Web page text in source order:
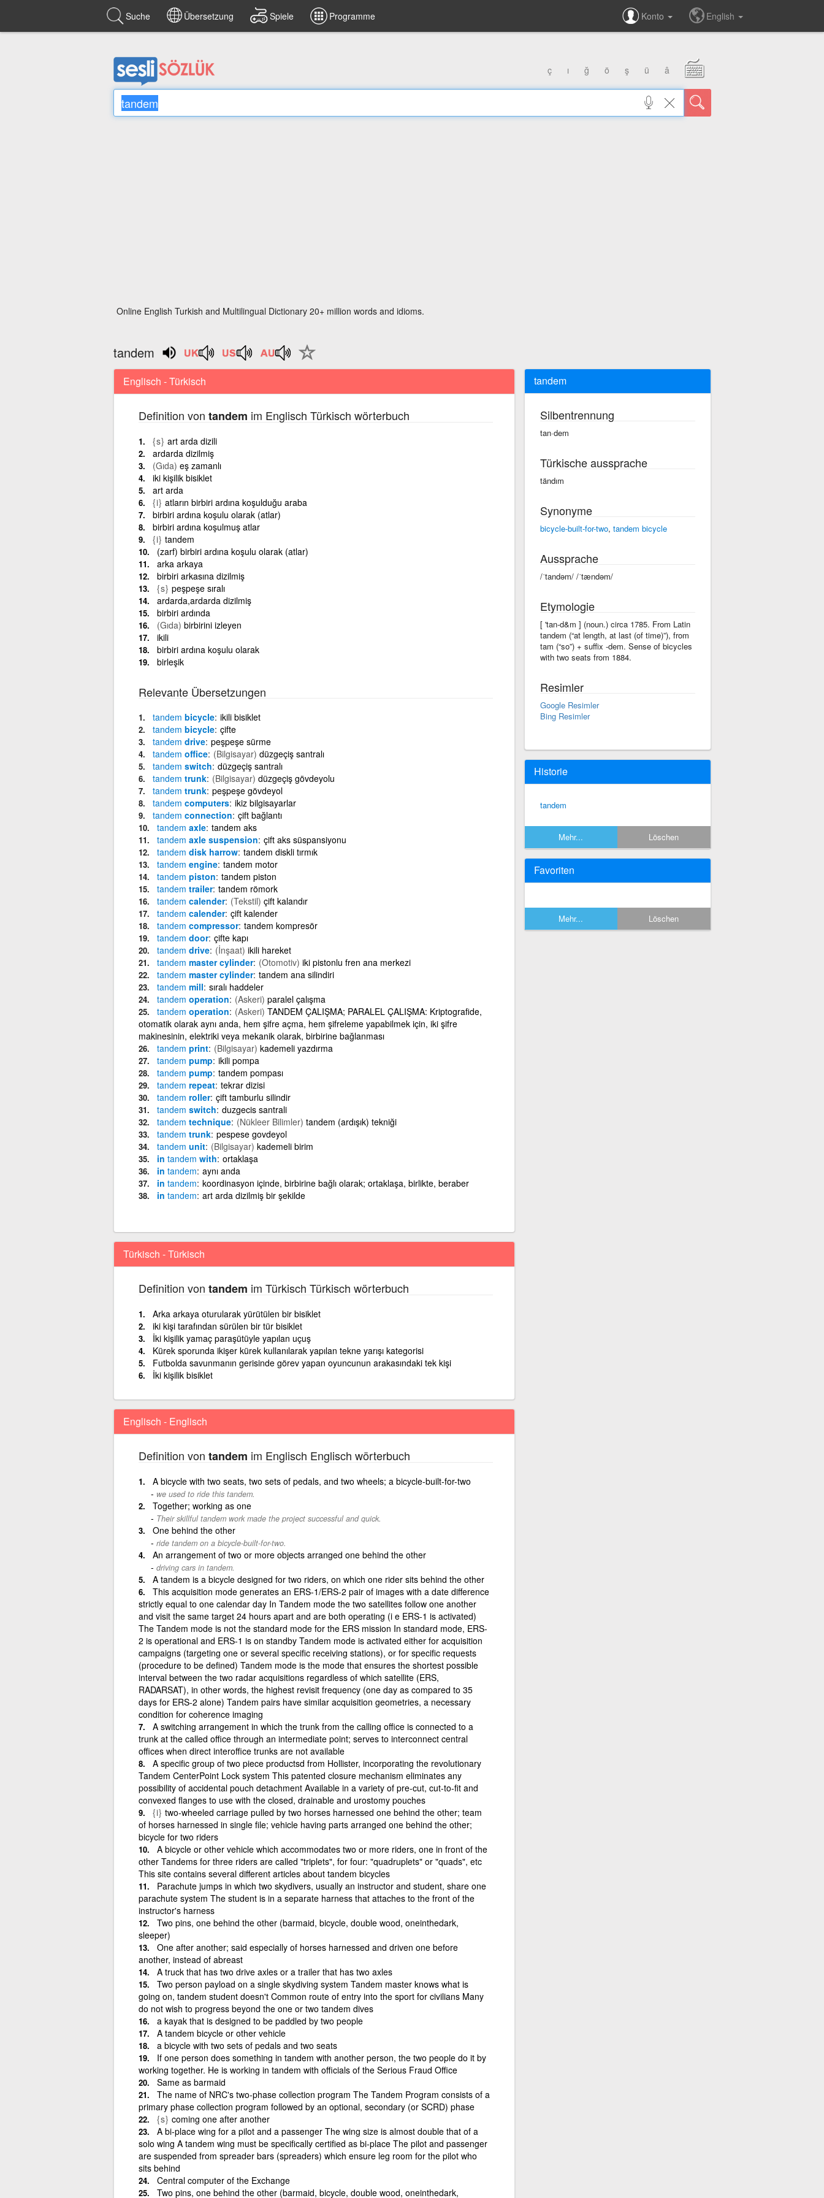
Suche Übersetzung Spiele Programme Konto English
ç ı ğ ö ş ü â
Online English Turkish and Multilingual Dictionary 20+ million words and idioms.
tandem
Englisch - Türkisch
Definition von tandem im Englisch Türkisch wörterbuch
{s} art arda dizili
ardarda dizilmiş
(Gıda) eş zamanlı
iki kişilik bisiklet
art arda
{i} atların birbiri ardına koşulduğu araba
birbiri ardına koşulu olarak (atlar)
birbiri ardına koşulmuş atlar
{i} tandem
(zarf) birbiri ardına koşulu olarak (atlar)
arka arkaya
birbiri arkasına dizilmiş
{s} peşpeşe sıralı
ardarda,ardarda dizilmiş
birbiri ardında
(Gıda) birbirini izleyen
ikili
birbiri ardına koşulu olarak
birleşik
Relevante Übersetzungen
tandem bicycle ikili bisiklet
tandem bicycle çifte
tandem drive peşpeşe sürme
tandem office (Bilgisayar) düzgeçiş santralı
tandem switch düzgeçiş santralı
tandem trunk (Bilgisayar) düzgeçiş gövdeyolu
tandem trunk peşpeşe gövdeyol
tandem computers ikiz bilgisayarlar
tandem connection çift bağlantı
tandem axle tandem aks
tandem axle suspension çift aks süspansiyonu
tandem disk harrow tandem diskli tırmık
tandem engine tandem motor
tandem piston tandem piston
tandem trailer tandem römork
tandem calender (Tekstil) çift kalandır
tandem calender çift kalender
tandem compressor tandem kompresör
tandem door çifte kapı
tandem drive (İnşaat) ikili hareket
tandem master cylinder (Otomotiv) iki pistonlu fren ana merkezi
tandem master cylinder tandem ana silindiri
tandem mill sıralı haddeler
tandem operation (Askeri) paralel çalışma
tandem operation (Askeri) TANDEM ÇALIŞMA; PARALEL ÇALIŞMA: Kriptografide,
otomatik olarak aynı anda, hem şifre açma, hem şifreleme yapabilmek için, iki şifre
makinesinin, elektriki veya mekanik olarak, birbirine bağlanması
tandem print (Bilgisayar) kademeli yazdırma
tandem pump ikili pompa
tandem pump tandem pompası
tandem repeat tekrar dizisi
tandem roller çift tamburlu silindir
tandem switch duzgecis santrali
tandem technique (Nükleer Bilimler) tandem (ardışık) tekniği
tandem trunk pespese govdeyol
tandem unit (Bilgisayar) kademeli birim
in tandem with ortaklaşa
in tandem aynı anda
in tandem koordinasyon içinde, birbirine bağlı olarak; ortaklaşa, birlikte, beraber
in tandem art arda dizilmiş bir şekilde
Türkisch - Türkisch
Definition von tandem im Türkisch Türkisch wörterbuch
Arka arkaya oturularak yürütülen bir bisiklet
iki kişi tarafından sürülen bir tür bisiklet
İki kişilik yamaç paraşütüyle yapılan uçuş
Kürek sporunda ikişer kürek kullanılarak yapılan tekne yarışı kategorisi
Futbolda savunmanın gerisinde görev yapan oyuncunun arakasındaki tek kişi
İki kişilik bisiklet
Englisch - Englisch
Definition von tandem im Englisch Englisch wörterbuch
A bicycle with two seats, two sets of pedals, and two wheels; a bicycle-built-for-two
we used to ride this tandem.
Together; working as one
Their skillful tandem work made the project successful and quick.
One behind the other
ride tandem on a bicycle-built-for-two.
An arrangement of two or more objects arranged one behind the other
driving cars in tandem.
A tandem is a bicycle designed for two riders, on which one rider sits behind the other
This acquisition mode generates an ERS-1/ERS-2 pair of images with a date difference
strictly equal to one calendar day In Tandem mode the two satellites follow one another
and visit the same target 24 hours apart and are both operating (i e ERS-1 is activated)
The Tandem mode is not the standard mode for the ERS mission In standard mode, ERS-
2 is operational and ERS-1 is on standby Tandem mode is activated either for acquisition
campaigns (targeting one or several specific receiving stations), or for specific requests
(procedure to be defined) Tandem mode is the mode that ensures the shortest possible
interval between the two radar acquisitions regardless of which satellite (ERS,
RADARSAT), in other words, the highest revisit frequency (one day as compared to 35
days for ERS-2 alone) Tandem pairs have similar acquisition geometries, a necessary
condition for coherence imaging
A switching arrangement in which the trunk from the calling office is connected to a
trunk at the called office through an intermediate point; serves to interconnect central
offices when direct interoffice trunks are not available
A specific group of two piece productsd from Hollister, incorporating the revolutionary
Tandem CenterPoint Lock system This patented closure mechanism eliminates any
possibility of accidental pouch detachment Available in a variety of pre-cut, cut-to-fit and
convexed flanges to use with the closed, drainable and urostomy pouches
{i} two-wheeled carriage pulled by two horses harnessed one behind the other; team
of horses harnessed in single file; vehicle having parts arranged one behind the other;
bicycle for two riders
A bicycle or other vehicle which accommodates two or more riders, one in front of the
other Tandems for three riders are called "triplets", for four: "quadruplets" or "quads", etc
This site contains several different articles about tandem bicycles
Parachute jumps in which two skydivers, usually an instructor and student, share one
parachute system The student is in a separate harness that attaches to the front of the
instructor's harness
Two pins, one behind the other (barmaid, bicycle, double wood, one­in­the­dark,
sleeper)
One after another; said especially of horses harnessed and driven one before
another, instead of abreast
A truck that has two drive axles or a trailer that has two axles
Two person payload on a single skydiving system Tandem master knows what is
going on, tandem student doesn't Common route of entry into the sport for civilians Many
do not wish to progress beyond the one or two tandem dives
a kayak that is designed to be paddled by two people
A tandem bicycle or other vehicle
a bicycle with two sets of pedals and two seats
If one person does something in tandem with another person, the two people do it by
working together. He is working in tandem with officials of the Serious Fraud Office
Same as barmaid
The name of NRC's two-phase collection program The Tandem Program consists of a
primary phase collection program followed by an optional, secondary (or SCRD) phase
{s} coming one after another
A bi-place wing for a pilot and a passenger The wing size is almost double that of a
solo wing A tandem wing must be specifically certified as bi-place The pilot and passenger
are suspended from spreader bars (spreaders) which ensure leg room for the pilot who
sits behind
Central computer of the Exchange
Two pins, one behind the other (barmaid, bicycle, double wood, one­in­the­dark,
tandem
Silbentrennung
tan·dem
Türkische aussprache
tändım
Synonyme
bicycle-built-for-two, tandem bicycle
Aussprache
/ˈtandəm/ /ˈtændəm/
Etymologie
[ 'tan-d&m ] (noun.) circa 1785. From Latin
tandem (“at length, at last (of time)”), from
tam (“so”) + suffix -dem. Sense of bicycles
with two seats from 1884.
Resimler
Google Resimler
Bing Resimler
Historie
tandem
Mehr... Löschen
Favoriten
Mehr... Löschen